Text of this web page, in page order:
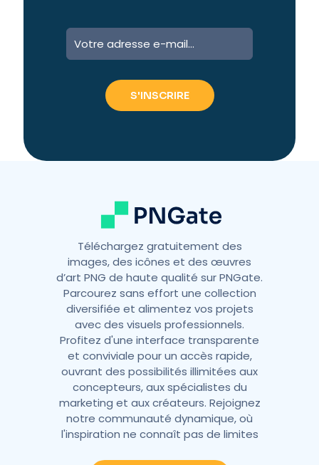
Téléchargez gratuitement des
images, des icônes et des œuvres
d’art PNG de haute qualité sur PNGate.
Parcourez sans effort une collection
diversifiée et alimentez vos projets
avec des visuels professionnels.
Profitez d'une interface transparente
et conviviale pour un accès rapide,
ouvrant des possibilités illimitées aux
concepteurs, aux spécialistes du
marketing et aux créateurs. Rejoignez
notre communauté dynamique, où
l'inspiration ne connaît pas de limites